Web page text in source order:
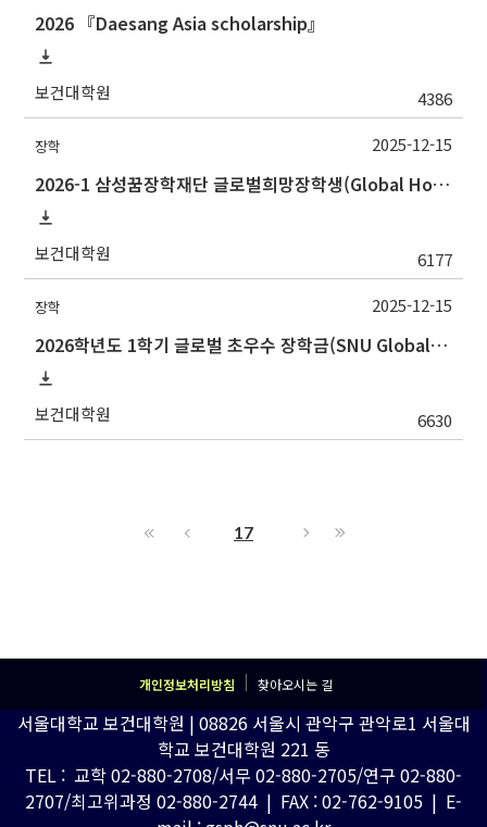
2026 『Daesang Asia scholarship』
보건대학원 4386
장학
2026-1 삼성꿈장학재단 글로벌희망장학생(Global Hope Scholarship) 선발 안내
보건대학원 6177
2025-12-15
장학
2026학년도 1학기 글로벌 초우수 장학금(SNU Global Scholarship, GS) 신청 안내
보건대학원 6630
2025-12-15
17
개인정보처리방침 찾아오시는 길
서울대학교 보건대학원 | 08826 서울시 관악구 관악로1 서울대
학교 보건대학원 221 동
TEL : 교학 02-880-2708/서무 02-880-2705/연구 02-880-
2707/최고위과정 02-880-2744 | FAX : 02-762-9105 | E-